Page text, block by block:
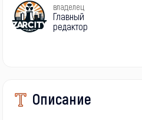
владелец
Главный
редактор
Описание